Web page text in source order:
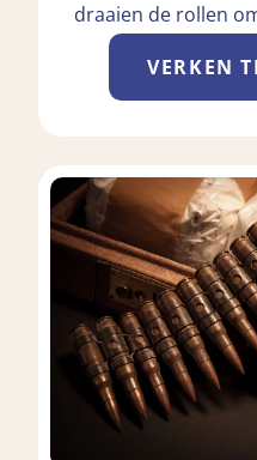
draaien de rollen
VERKEN